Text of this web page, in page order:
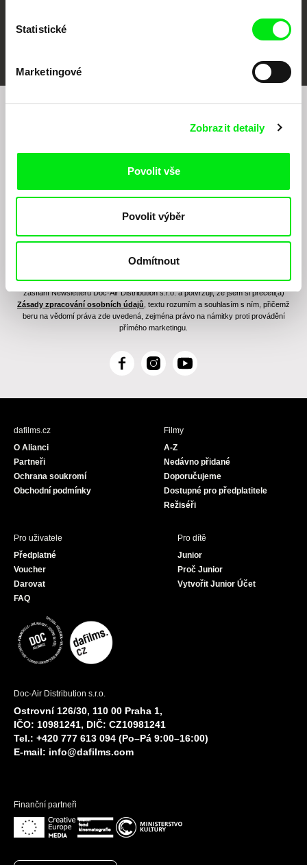
Statistické
Marketingové
Zobrazit detaily
Povolit vše
Povolit výběr
Odmítnout
FIDMarseille
Chcete být pravidelně informováni o našem
elektronickými prostředky a souvisejícím zpracováním osobních údajů pro účely
zasílání Newsletteru Doc-Air Distribution s.r.o. a potvrzuji, že jsem si přečetl(a)
Zásady zpracování osobních údajů , textu rozumím a souhlasím s ním, přičemž
beru na vědomí práva zde uvedená, zejména právo na námitky proti provádění
přímého marketingu.
F
c
I
s
Y
u
dafilms.cz
O Alianci
Partneři
Ochrana soukromí
Obchodní podmínky
Filmy
A-Z
Nedávno přidané
Doporučujeme
Dostupné pro předplatitele
Režiséři
Pro uživatele
Předplatné
Voucher
Darovat
FAQ
Pro dítě
Junior
Proč Junior
Vytvořit Junior Účet
Doc-Air Distribution s.r.o.
Ostrovní 126/30, 110 00 Praha 1,
IČO: 10981241, DIČ: CZ10981241
Tel.: +420 777 613 094 (Po–Pá 9:00–16:00)
E-mail: info@dafilms.com
Finanční partneři